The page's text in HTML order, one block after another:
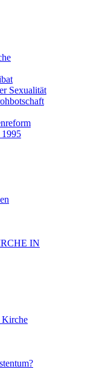
Sexualität
IN
Kirche